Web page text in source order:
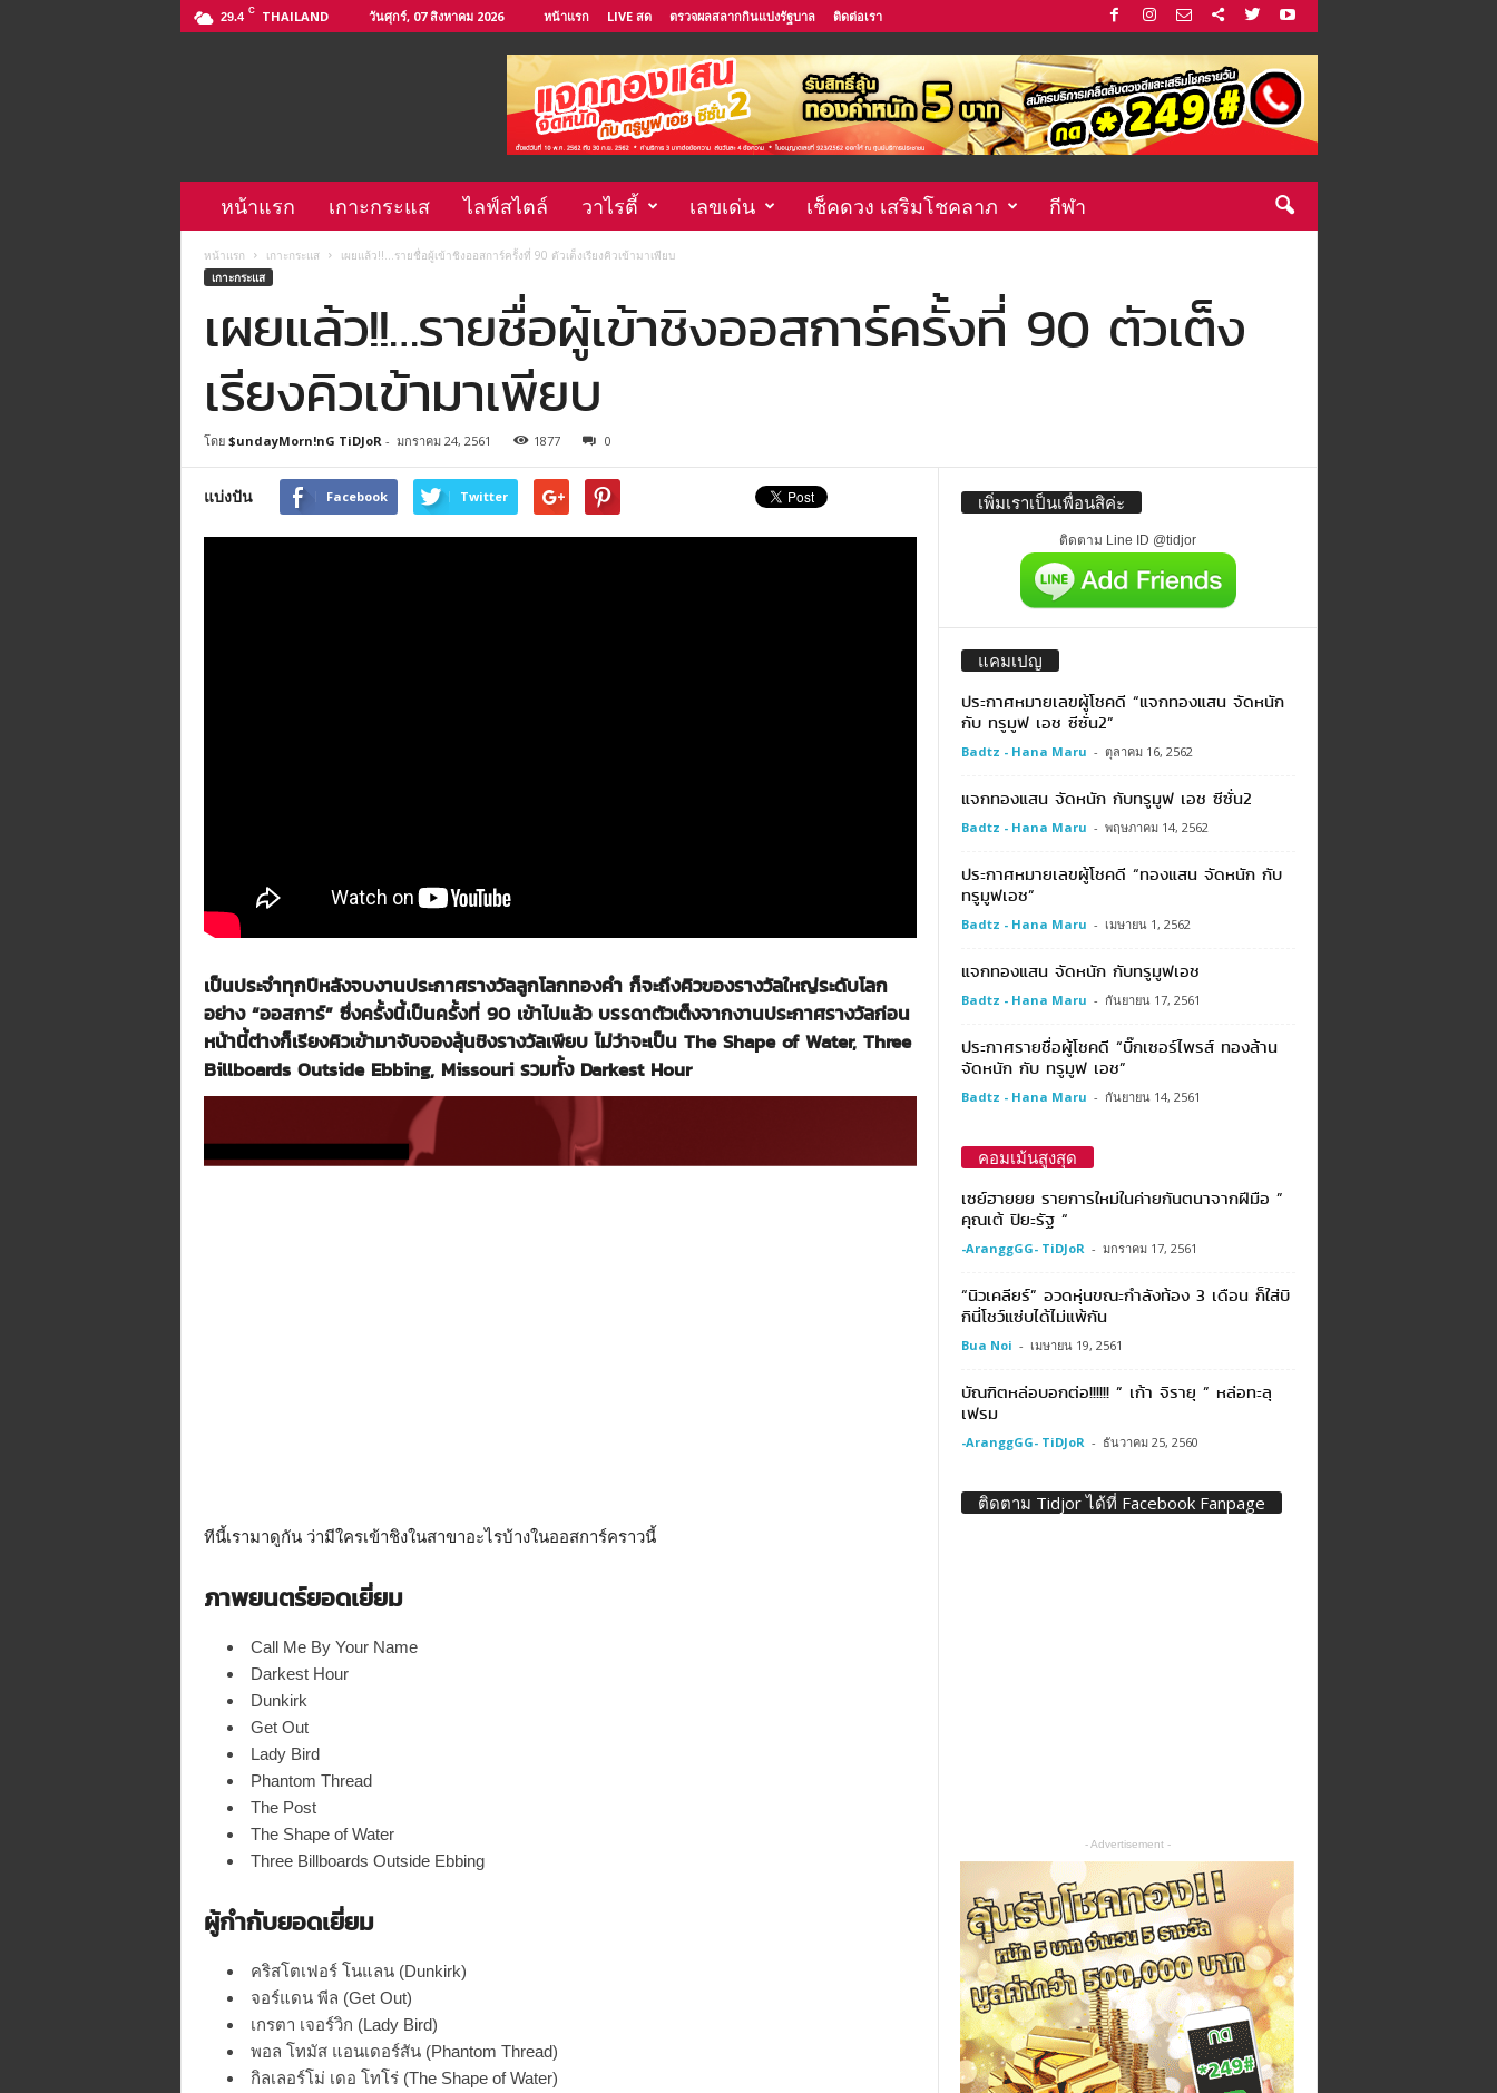
29.4 C THAILAND วันศุกร์, 07 สิงหาคม 2026 หน้าแรก LIVE สด ตรวจผลสลากกินแบ่งรัฐบาล ติดต่อเรา
l
หน้าแรก เกาะกระแส ไลฟ์สไตล์ วาไรตี้ เลขเด่น เช็คดวง เสริมโชคลาภ กีฬา
หน้าแรก เกาะกระแส
เผยแล้ว!!…รายชื่อผู้เข้าชิงออสการ์ครั้งที่ 90 ตัวเต็งเรียงคิวเข้ามาเพียบ
เกาะกระแส
เผยแล้ว!!…รายชื่อผู้เข้าชิงออสการ์ครั้งที่ 90 ตัวเต็ง
เรียงคิวเข้ามาเพียบ
โดย $undayMorn!nG TiDJoR- มกราคม 24, 2561 1877 0
แบ่งปัน Facebook Twitter
เป็นประจำทุกปีหลังจบงานประกาศรางวัลลูกโลกทองคำ ก็จะถึงคิวของรางวัลใหญ่ระดับโลก
อย่าง “ออสการ์” ซึ่งครั้งนี้เป็นครั้งที่ 90 เข้าไปแล้ว บรรดาตัวเต็งจากงานประกาศรางวัลก่อน
หน้านี้ต่างก็เรียงคิวเข้ามาจับจองลุ้นชิงรางวัลเพียบ ไม่ว่าจะเป็น The Shape of Water, Three
Billboards Outside Ebbing, Missouri รวมทั้ง Darkest Hour
ทีนี้เรามาดูกัน ว่ามีใครเข้าชิงในสาขาอะไรบ้างในออสการ์คราวนี้
ภาพยนตร์ยอดเยี่ยม
Call Me By Your Name
Darkest Hour
Dunkirk
Get Out
Lady Bird
Phantom Thread
The Post
The Shape of Water
Three Billboards Outside Ebbing
ผู้กำกับยอดเยี่ยม
คริสโตเฟอร์ โนแลน (Dunkirk)
จอร์แดน พีล (Get Out)
เกรตา เจอร์วิก (Lady Bird)
พอล โทมัส แอนเดอร์สัน (Phantom Thread)
กิลเลอร์โม่ เดอ โทโร่ (The Shape of Water)
เพิ่มเราเป็นเพื่อนสิค่ะ
ติดตาม Line ID @tidjor
แคมเปญ
ประกาศหมายเลขผู้โชคดี “แจกทองแสน จัดหนัก
กับ ทรูมูฟ เอช ซีซั่น2”
Badtz - Hana Maru - ตุลาคม 16, 2562
แจกทองแสน จัดหนัก กับทรูมูฟ เอช ซีซั่น2
Badtz - Hana Maru - พฤษภาคม 14, 2562
ประกาศหมายเลขผู้โชคดี “ทองแสน จัดหนัก กับ
ทรูมูฟเอช”
Badtz - Hana Maru - เมษายน 1, 2562
แจกทองแสน จัดหนัก กับทรูมูฟเอช
Badtz - Hana Maru - กันยายน 17, 2561
ประกาศรายชื่อผู้โชคดี “บิ๊กเซอร์ไพรส์ ทองล้าน
จัดหนัก กับ ทรูมูฟ เอช”
Badtz - Hana Maru - กันยายน 14, 2561
คอมเม้นสูงสุด
เซย์ฮายยย รายการใหม่ในค่ายกันตนาจากฝีมือ ”
คุณเต้ ปิยะรัฐ “
-AranggGG- TiDJoR - มกราคม 17, 2561
“นิวเคลียร์” อวดหุ่นขณะกำลังท้อง 3 เดือน ก็ใส่บิ
กินี่โชว์แซ่บได้ไม่แพ้กัน
Bua Noi - เมษายน 19, 2561
บัณฑิตหล่อบอกต่อ!!!!!! ” เก้า จิรายุ ” หล่อทะลุ
เฟรม
-AranggGG- TiDJoR - ธันวาคม 25, 2560
ติดตาม Tidjor ได้ที่ Facebook Fanpage
- Advertisement -